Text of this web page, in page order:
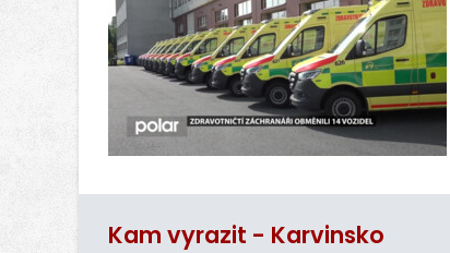
Kam vyrazit - Karvinsko